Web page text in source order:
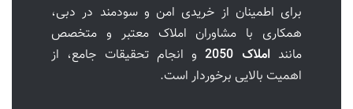
برای اطمینان از خریدی امن و سودمند در دبی،
همکاری با مشاوران املاک معتبر و متخصص
مانند املاک 2050
و انجام تحقیقات جامع، از
اهمیت بالایی برخوردار است.